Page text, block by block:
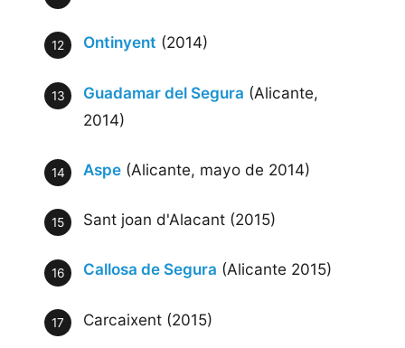
Ontinyent (2014)
Guadamar del Segura (Alicante,
2014)
Aspe (Alicante, mayo de 2014)
Sant joan d'Alacant (2015)
Callosa de Segura (Alicante 2015)
Carcaixent (2015)